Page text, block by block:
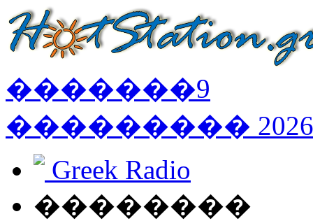
�������9
��������� 2026
Greek Radio
��������